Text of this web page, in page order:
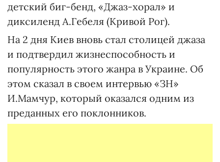
детский биг-бенд, «Джаз-хорал» и
диксиленд А.Гебеля (Кривой Рог).
На 2 дня Киев вновь стал столицей джаза
и подтвердил жизнеспособность и
популярность этого жанра в Украине. Об
этом сказал в своем интервью «ЗН»
И.Мамчур, который оказался одним из
преданных его поклонников.